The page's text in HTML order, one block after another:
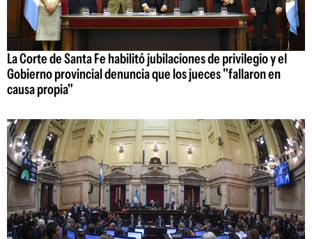
La Corte de Santa Fe habilitó jubilaciones de privilegio y el
Gobierno provincial denuncia que los jueces "fallaron en
causa propia"